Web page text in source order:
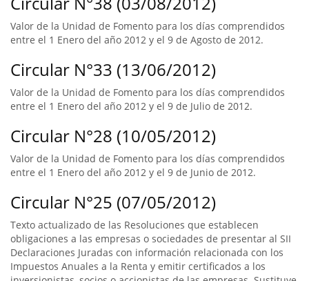
Valor de la Unidad de Fomento para los días comprendidos
entre el 1 Enero del año 2012 y el 9 de Agosto de 2012.
Circular N°33 (13/06/2012)
Valor de la Unidad de Fomento para los días comprendidos
entre el 1 Enero del año 2012 y el 9 de Julio de 2012.
Circular N°28 (10/05/2012)
Valor de la Unidad de Fomento para los días comprendidos
entre el 1 Enero del año 2012 y el 9 de Junio de 2012.
Circular N°25 (07/05/2012)
Texto actualizado de las Resoluciones que establecen
obligaciones a las empresas o sociedades de presentar al SII
Declaraciones Juradas con información relacionada con los
Impuestos Anuales a la Renta y emitir certificados a los